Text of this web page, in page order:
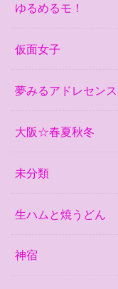
ゆるめるモ！
仮面女子
夢みるアドレセンス
大阪☆春夏秋冬
未分類
生ハムと焼うどん
神宿